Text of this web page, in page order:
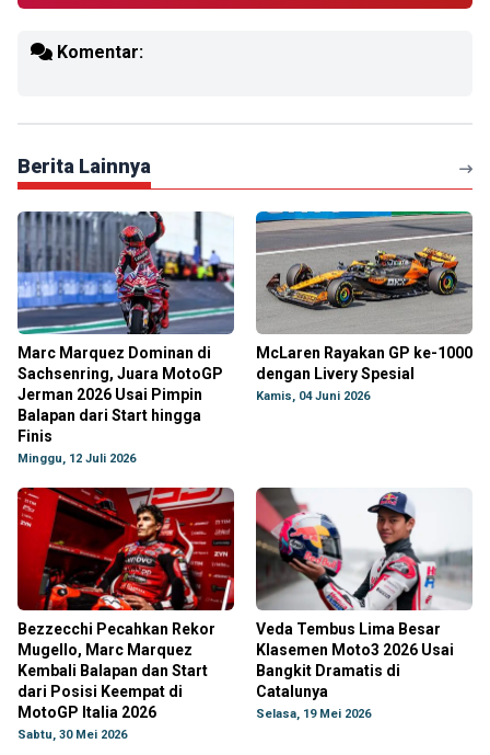
Komentar:
Berita Lainnya
Marc Marquez Dominan di
Sachsenring, Juara MotoGP
Jerman 2026 Usai Pimpin
Balapan dari Start hingga
Finis
Minggu, 12 Juli 2026
McLaren Rayakan GP ke-1000
dengan Livery Spesial
Kamis, 04 Juni 2026
Bezzecchi Pecahkan Rekor
Mugello, Marc Marquez
Kembali Balapan dan Start
dari Posisi Keempat di
MotoGP Italia 2026
Sabtu, 30 Mei 2026
Veda Tembus Lima Besar
Klasemen Moto3 2026 Usai
Bangkit Dramatis di
Catalunya
Selasa, 19 Mei 2026